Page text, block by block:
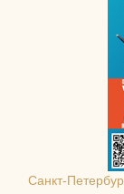
Санкт-